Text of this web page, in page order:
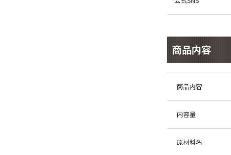
商品内容
商品内容
内容量
原材料名